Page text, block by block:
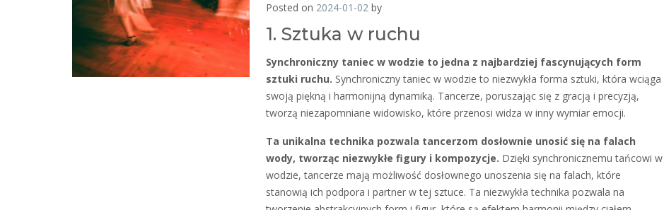
Posted on 2024-01-02by
1. Sztuka w ruchu
Synchroniczny taniec w wodzie to jedna z najbardziej fascynujących form
sztuki ruchu. Synchroniczny taniec w wodzie to niezwykła forma sztuki, która wciąga
swoją piękną i harmonijną dynamiką. Tancerze, poruszając się z gracją i precyzją,
tworzą niezapomniane widowisko, które przenosi widza w inny wymiar emocji.
Ta unikalna technika pozwala tancerzom dosłownie unosić się na falach
wody, tworząc niezwykłe figury i kompozycje. Dzięki synchronicznemu tańcowi w
wodzie, tancerze mają możliwość dosłownego unoszenia się na falach, które
stanowią ich podpora i partner w tej sztuce. Ta niezwykła technika pozwala na